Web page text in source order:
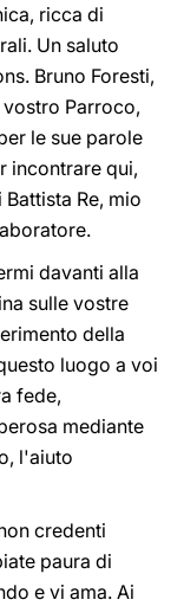
ricca di
Un saluto
Bruno Foresti,
Parroco,
le sue parole
incontrare qui,
Re, mio
davanti alla
sulle vostre
della
luogo a voi
fede,
mediante
l'aiuto
credenti
paura di
e vi ama. Ai